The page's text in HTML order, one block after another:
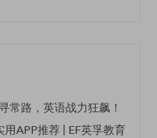
常路，英语战力狂飙！
APP推荐 | EF英孚教育